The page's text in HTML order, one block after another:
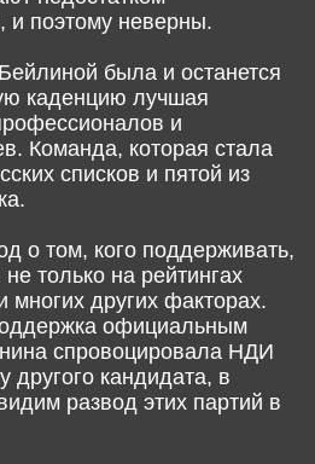
и поэтому неверны.
была и останется
каденцию лучшая
и
Команда, которая стала
списков и пятой из
о том, кого поддерживать,
только на рейтингах
многих других факторах.
официальным
спровоцировала НДИ
другого кандидата, в
развод этих партий в